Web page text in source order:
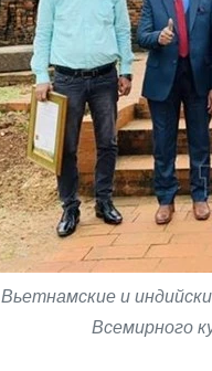
Вьетнамские и
Всемирного